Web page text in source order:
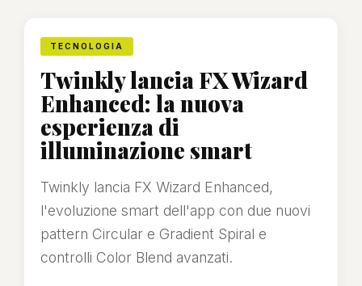
TECNOLOGIA
Twinkly lancia FX Wizard
Enhanced: la nuova
esperienza di
illuminazione smart
Twinkly lancia FX Wizard Enhanced,
l'evoluzione smart dell'app con due nuovi
pattern Circular e Gradient Spiral e
controlli Color Blend avanzati.